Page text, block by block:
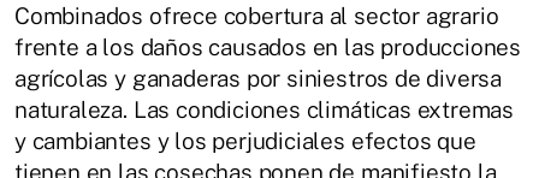
Combinados ofrece cobertura al sector agrario
frente a los daños causados en las producciones
agrícolas y ganaderas por siniestros de diversa
naturaleza. Las condiciones climáticas extremas
y cambiantes y los perjudiciales efectos que
tienen en las cosechas ponen de manifiesto la